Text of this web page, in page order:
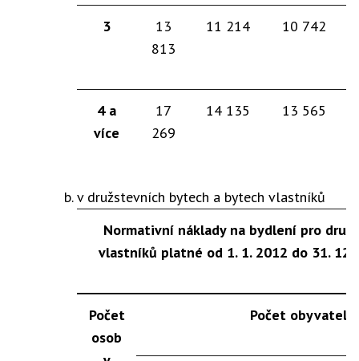
3
13
813
11 214 10 742
4 a
více
17
269
14 135 13 565
v družstevních bytech a bytech vlastníků
Normativní náklady na bydlení pro
vlastníků platné od 1. 1. 2012 do 31. 12.
Počet
osob
Počet obyvatel